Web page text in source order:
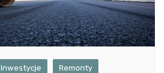
Inwestycje Remonty